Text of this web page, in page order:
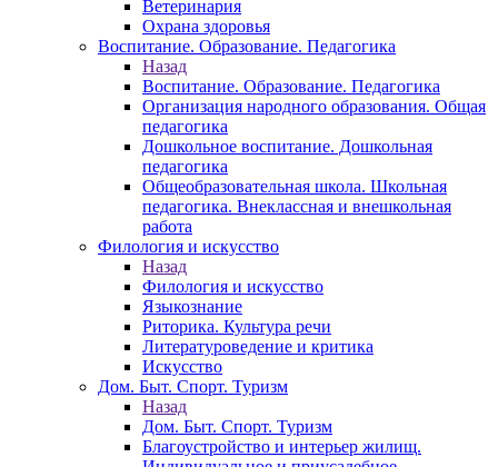
Ветеринария
Охрана здоровья
Воспитание. Образование. Педагогика
Назад
Воспитание. Образование. Педагогика
Организация народного образования. Общая
педагогика
Дошкольное воспитание. Дошкольная
педагогика
Общеобразовательная школа. Школьная
педагогика. Внеклассная и внешкольная
работа
Филология и искусство
Назад
Филология и искусство
Языкознание
Риторика. Культура речи
Литературоведение и критика
Искусство
Дом. Быт. Спорт. Туризм
Назад
Дом. Быт. Спорт. Туризм
Благоустройство и интерьер жилищ.